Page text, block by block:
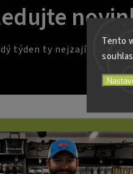
Tento
týden ty nejzajímavější